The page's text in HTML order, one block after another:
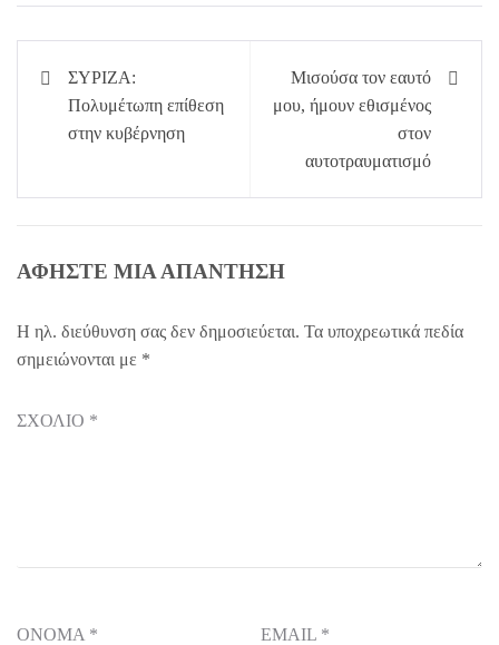
Πλοήγηση
άρθρων
ΣΥΡΙΖΑ:
Πολυμέτωπη επίθεση
στην κυβέρνηση
Μισούσα τον εαυτό
μου, ήμουν εθισμένος
στον
αυτοτραυματισμό
ΑΦΉΣΤΕ ΜΙΑ ΑΠΆΝΤΗΣΗ
Η ηλ. διεύθυνση σας δεν δημοσιεύεται. Τα υποχρεωτικά πεδία
σημειώνονται με *
ΣΧΌΛΙΟ *
ΌΝΟΜΑ * EMAIL *